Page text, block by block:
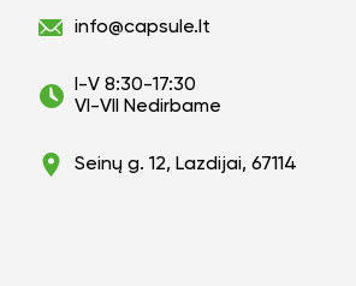
info@capsule.lt
I-V 8:30-17:30
VI-VII Nedirbame
Seinų g. 12, Lazdijai, 67114